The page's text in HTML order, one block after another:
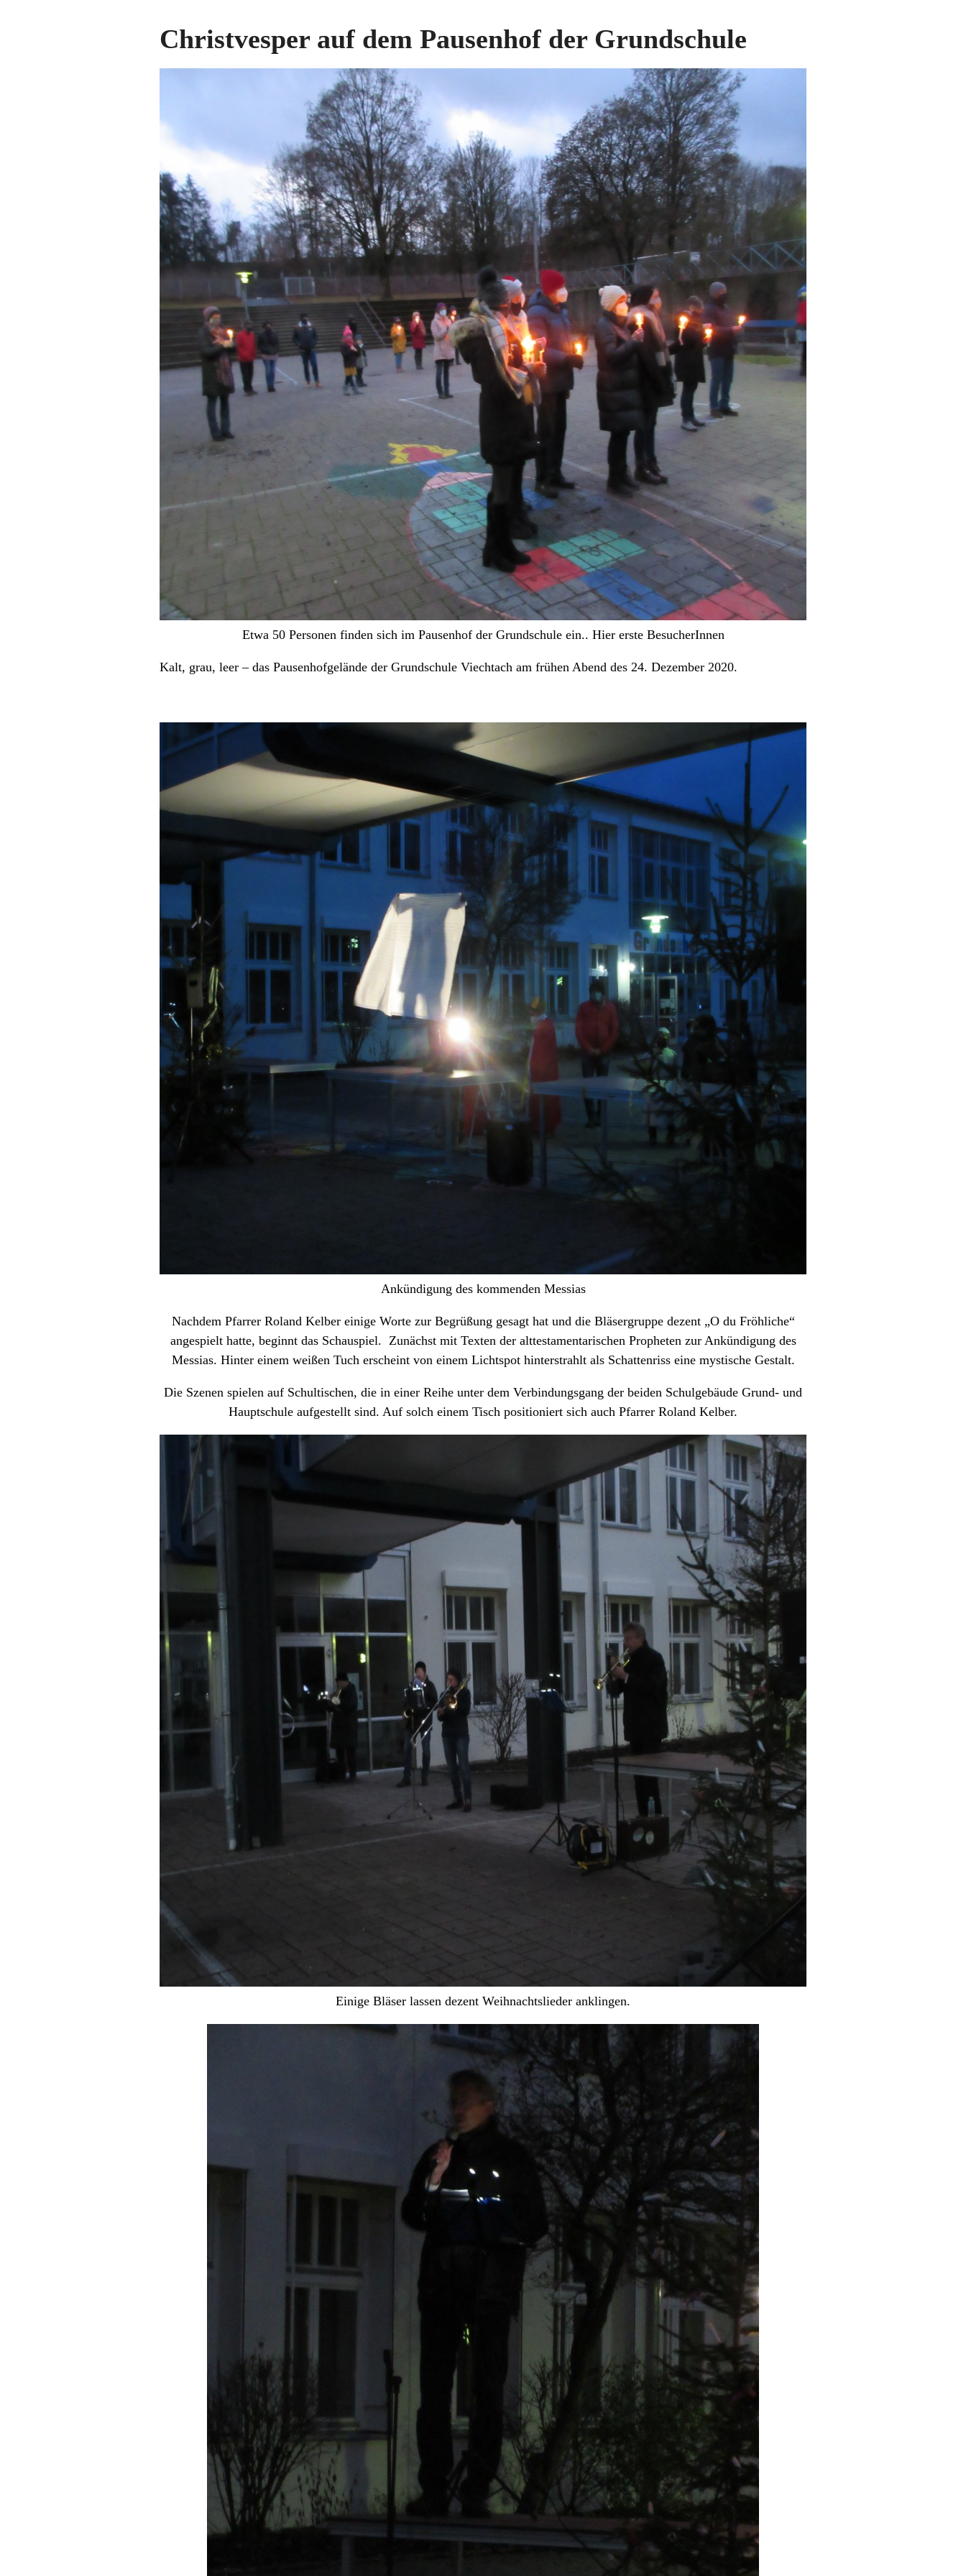
Christvesper auf dem Pausenhof der Grundschule
Etwa 50 Personen finden sich im Pausenhof der Grundschule ein.. Hier erste BesucherInnen
Kalt, grau, leer – das Pausenhofgelände der Grundschule Viechtach am frühen Abend des 24. Dezember 2020.
Ankündigung des kommenden Messias
Nachdem Pfarrer Roland Kelber einige Worte zur Begrüßung gesagt hat und die Bläsergruppe dezent „O du Fröhliche“
angespielt hatte, beginnt das Schauspiel. Zunächst mit Texten der alttestamentarischen Propheten zur Ankündigung des
Messias. Hinter einem weißen Tuch erscheint von einem Lichtspot hinterstrahlt als Schattenriss eine mystische Gestalt.
Die Szenen spielen auf Schultischen, die in einer Reihe unter dem Verbindungsgang der beiden Schulgebäude Grund- und
Hauptschule aufgestellt sind. Auf solch einem Tisch positioniert sich auch Pfarrer Roland Kelber.
Einige Bläser lassen dezent Weihnachtslieder anklingen.